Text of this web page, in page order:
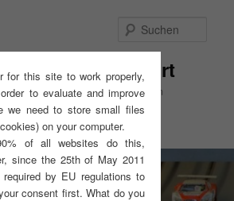
for this site to work properly,
to evaluate and improve
we need to store small files
on your computer.
of all websites do this,
since the 25th of May 2011
by EU regulations to
consent first. What do you
GT3-Slotsport
Mitte und zur GT3-Slotsport Serie im